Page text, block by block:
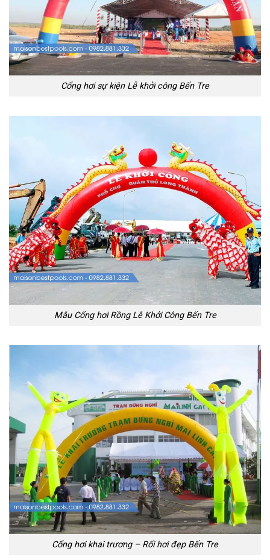
Cổng hơi sự kiện Lễ khởi công Bến Tre
Mẫu Cổng hơi Rồng Lễ Khởi Công Bến Tre
Cổng hơi khai trương – Rối hơi đẹp Bến Tre